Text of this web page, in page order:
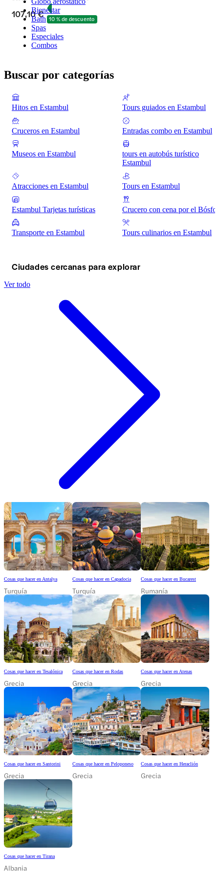
Bienestar
Bath
Spas
Especiales
Combos
107,10 € 10 % de descuento
Buscar por categorías
Hitos en Estambul Tours guiados en Estambul
Cruceros en Estambul Entradas combo en Estambul
Museos en Estambul
tours en autobús turístico
Estambul
Atracciones en Estambul Tours en Estambul
Estambul Tarjetas turísticas Crucero con cena por el
Transporte en Estambul Tours culinarios en Estambul
Ciudades cercanas para explorar
Ver todo
Cosas que hacer en Antalya
Turquía
Cosas que hacer en Capadocia
Turquía
Cosas que hacer en Bucarest
Rumanía
Cosas que hacer en Tesalónica
Grecia
Cosas que hacer en Rodas
Grecia
Cosas que hacer en Atenas
Grecia
Cosas que hacer en Santorini
Grecia
Cosas que hacer en Peloponeso
Grecia
Cosas que hacer en Heraclión
Grecia
Cosas que hacer en Tirana
Albania